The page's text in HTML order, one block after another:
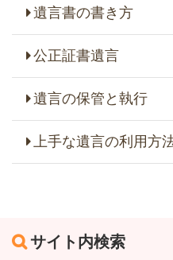
遺言書の書き方
公正証書遺言
遺言の保管と執行
上手な遺言の利用方
サイト内検索